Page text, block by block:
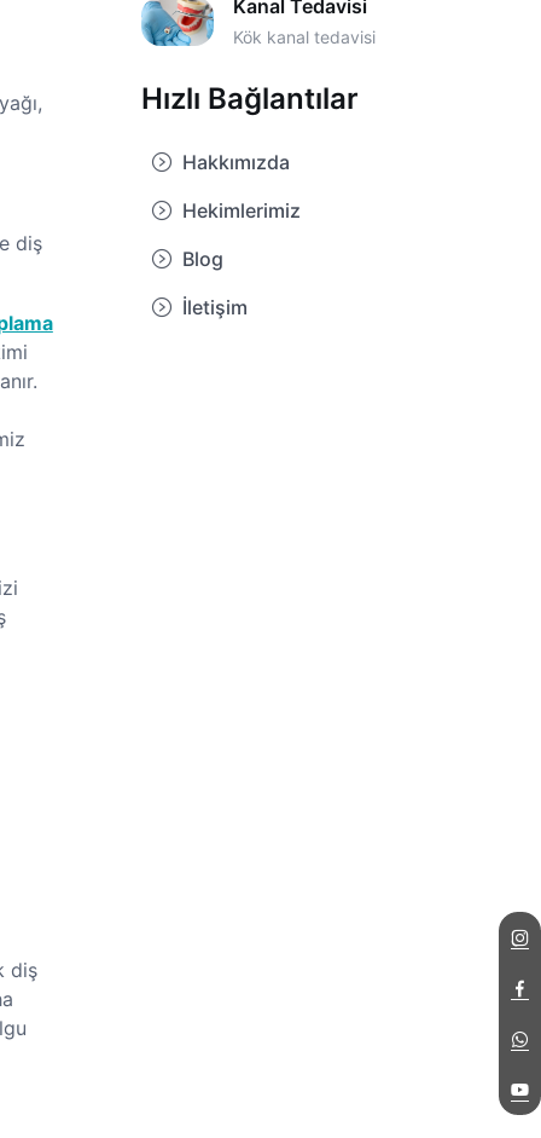
diş
diş
Kanal Tedavisi
Kök kanal tedavisi
Hızlı Bağlantılar
Hakkımızda
Hekimlerimiz
Blog
İletişim